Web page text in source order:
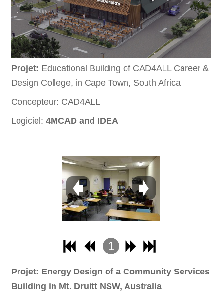
Projet: Educational Building of CAD4ALL Career &
Design College, in Cape Town, South Africa
Concepteur: CAD4ALL
Logiciel: 4MCAD and IDEA
1
3
Projet: Energy Design of a Community Services
Building in Mt. Druitt NSW, Australia